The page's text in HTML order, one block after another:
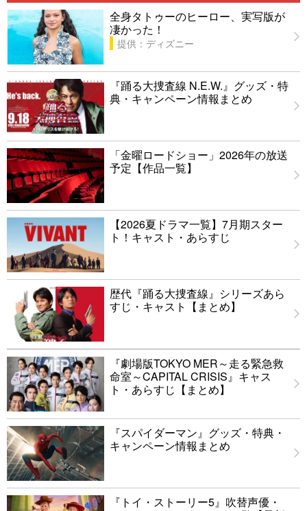
全身タトゥーのヒーロー、実写版が
凄かった！
提供：ディズニー
『踊る大捜査線 N.E.W.』グッズ・特
典・キャンペーン情報まとめ
「金曜ロードショー」2026年の放送
予定【作品一覧】
【2026夏ドラマ一覧】7月期スター
ト！キャスト・あらすじ
歴代『踊る大捜査線』シリーズあら
すじ・キャスト【まとめ】
『劇場版TOKYO MER～走る緊急救
命室～CAPITAL CRISIS』キャス
ト・あらすじ【まとめ】
『スパイダーマン』グッズ・特典・
キャンペーン情報まとめ
『トイ・ストーリー5』吹替声優・